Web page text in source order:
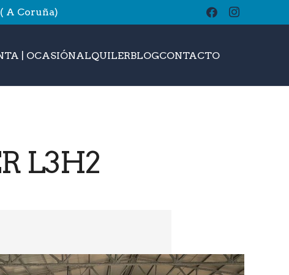
A Coruña)
| OCASIÓNALQUILERBLOGCONTACTObuscar
L3H2